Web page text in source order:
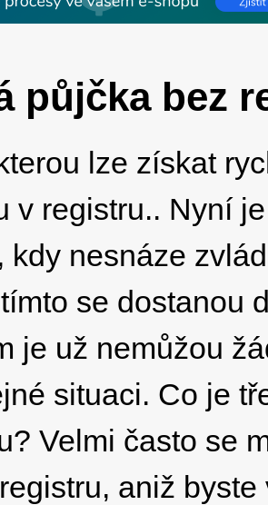
půjčka bez
lze získat
v registru.. Nyní
kdy nesnáze
se dostanou
je už nemůžou
situaci. Co je
Velmi často se
aniž